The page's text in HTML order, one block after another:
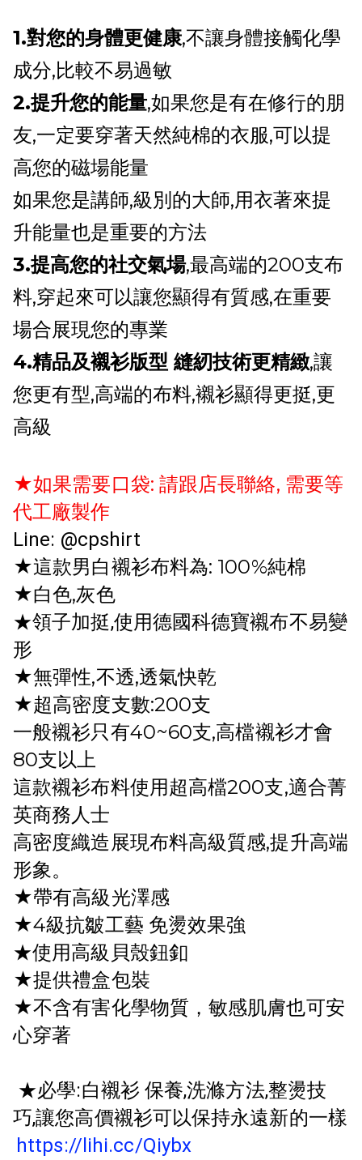
1.對您的身體更健康,不讓身體接觸化學
成分,比較不易過敏
2.提升您的能量,如果您是有在修行的朋
友,一定要穿著天然純棉的衣服,可以提
高您的磁場能量
如果您是講師,級別的大師,用衣著來提
升能量也是重要的方法
3.提高您的社交氣場,最高端的200支布
料,穿起來可以讓您顯得有質感,在重要
場合展現您的專業
4.精品及襯衫版型 縫紉技術更精緻,讓
您更有型,高端的布料,襯衫顯得更挺,更
高級
★如果需要口袋: 請跟店長聯絡, 需要等
代工廠製作
Line: @cpshirt
★這款男白襯衫布料為: 100%純棉
★白色,灰色
★領子加挺,使用德國科德寶襯布不易變
形
★無彈性,不透,透氣快乾
★超高密度支數:200支
一般襯衫只有40~60支,高檔襯衫才會
80支以上
這款襯衫布料使用超高檔200支,適合菁
英商務人士
高密度織造展現布料高級質感,提升高端
形象。
★帶有高級光澤感
★4級抗皺工藝 免燙效果強
★使用高級貝殼鈕釦
★提供禮盒包裝
★不含有害化學物質，敏感肌膚也可安
心穿著
★必學:白襯衫 保養,洗滌方法,整燙技
巧,讓您高價襯衫可以保持永遠新的一樣
https://lihi.cc/Qiybx